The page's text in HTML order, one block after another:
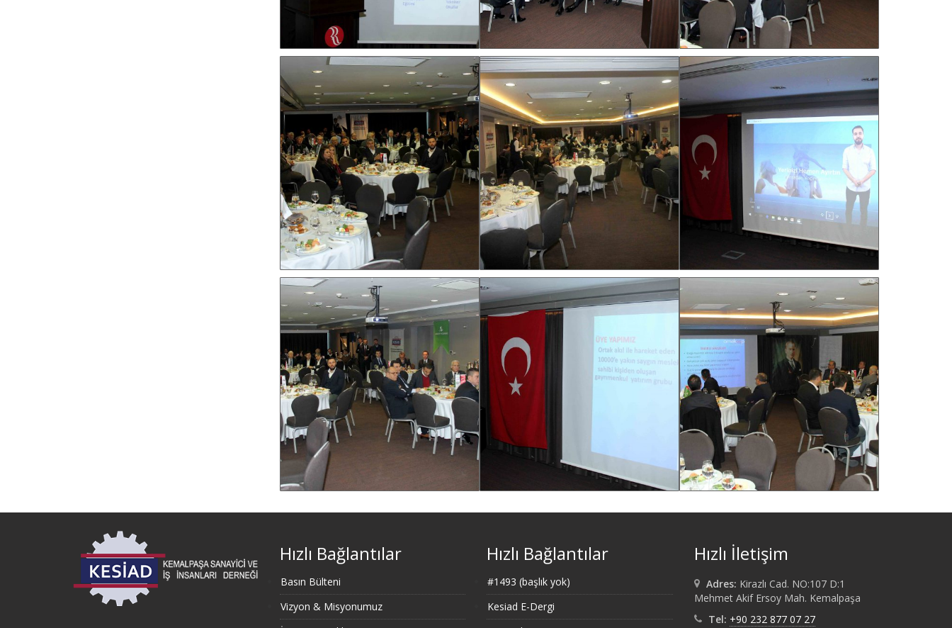
Hızlı Bağlantılar
Basın Bülteni
Vizyon & Misyonumuz
Hızlı Bağlantılar
#1493 (başlık yok)
Kesiad E-Dergi
Hızlı İletişim
Adres: Kirazlı Cad. NO:107 D:1
Mehmet Akif Ersoy Mah. Kemalpaşa
Tel: +90 232 877 07 27